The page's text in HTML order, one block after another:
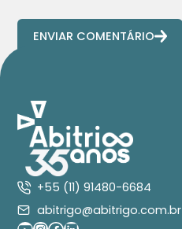
ENVIAR COMENTÁRIO
+55 (11) 91480-6684
abitrigo@abitrigo.com.br